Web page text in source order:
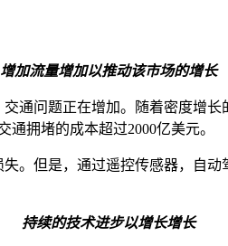
增加流量增加以推动该市场的增长
通问题正在增加。随着密度增
拥堵的成本超过2000亿美元。
。但是，通过遥控传感器，自
持续的技术进步以增长增长